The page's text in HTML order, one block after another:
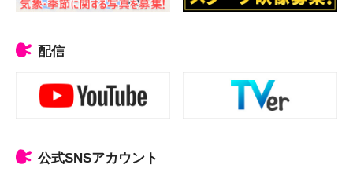
配信
公式SNSアカウント